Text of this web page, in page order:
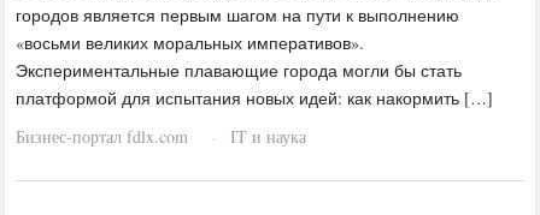
городов является первым шагом на пути к выполнению
«восьми великих моральных императивов».
Экспериментальные плавающие города могли бы стать
платформой для испытания новых идей: как накормить […]
Бизнес-портал fdlx.com
· IT и наука